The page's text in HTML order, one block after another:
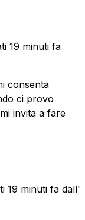
19 minuti fa
consenta
ci provo
invita a fare
19 minuti fa dall'